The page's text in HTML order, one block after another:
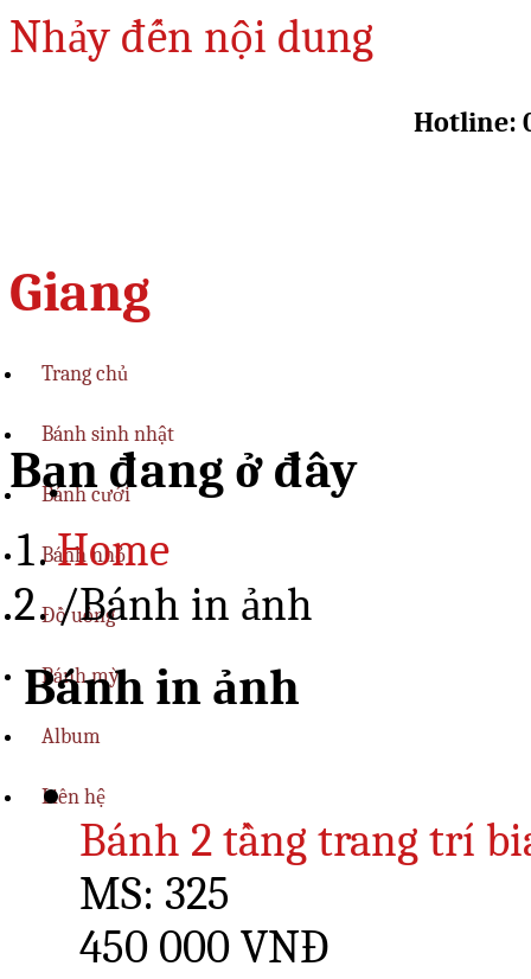
Nhảy đến nội dung
Hotline:
Giang
Trang chủ
Bánh sinh nhật
Bánh cưới
Bánh nhỏ
Đồ uống
Bánh mỳ
Album
Liên hệ
Bạn đang ở đây
Home
/Bánh in ảnh
Bánh in ảnh
Bánh 2 tầng trang trí
MS: 325
450 000 VNĐ